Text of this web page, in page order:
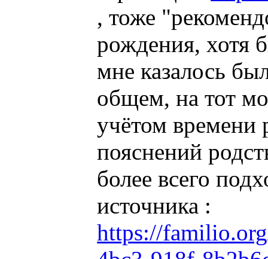
, тоже
рождения, хотя
мне казалось
общем, на тот
учётом времени
пояснений
более всего
источника :
https://